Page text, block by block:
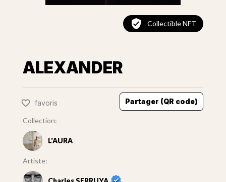
Collectible NFT
ALEXANDER
favoris Partager (QR code)
Collection:
L'AURA
Artiste: